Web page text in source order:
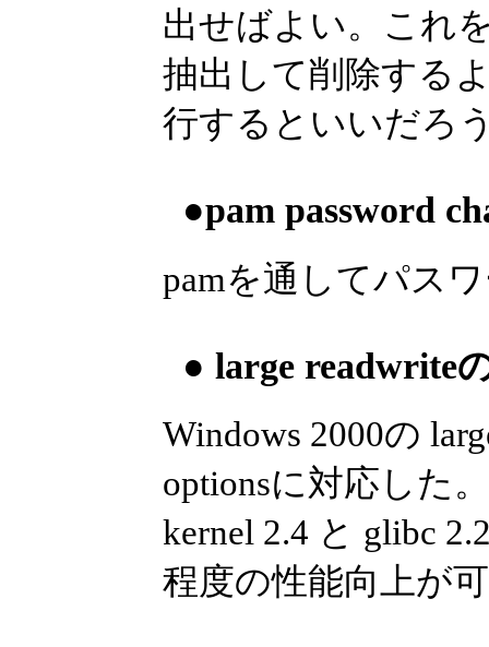
出せばよい。これ
抽出して削除する
行するといいだろ
●pam password
pamを通してパス
● large readwrite
Windows 2000の
optionsに対応した。
kernel 2.4 と glibc
程度の性能向上が